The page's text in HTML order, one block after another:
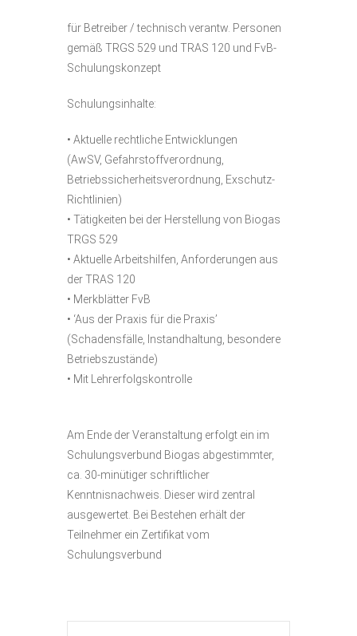
für Betreiber / technisch verantw. Personen
gemäß TRGS 529 und TRAS 120 und FvB-
Schulungskonzept
Schulungsinhalte:
• Aktuelle rechtliche Entwicklungen
(AwSV, Gefahrstoffverordnung,
Betriebssicherheitsverordnung, Exschutz-
Richtlinien)
• Tätigkeiten bei der Herstellung von Biogas
TRGS 529
• Aktuelle Arbeitshilfen, Anforderungen aus
der TRAS 120
• Merkblätter FvB
• ‘Aus der Praxis für die Praxis’
(Schadensfälle, Instandhaltung, besondere
Betriebszustände)
• Mit Lehrerfolgskontrolle
Am Ende der Veranstaltung erfolgt ein im
Schulungsverbund Biogas abgestimmter,
ca. 30-minütiger schriftlicher
Kenntnisnachweis. Dieser wird zentral
ausgewertet. Bei Bestehen erhält der
Teilnehmer ein Zertifikat vom
Schulungsverbund